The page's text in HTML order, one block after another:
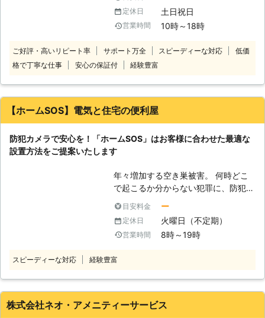
ば、防犯カメラの目を盗んで万引きを
おこないやすくなるためです。 「万
引きが増えて売り上げが厳しいなあ」
出来たら性能のいい防犯カメラで、万
引きを改善したいもの。そんなときこ
社キャトルプランは、防犯カメラ設置
のご依頼を承っております。 【株式
社キャトルプランにはお客様から選ば
れる強みがございます。 ●豊富な品
犯カメラをご提案いたします 株式会
社キャトルプランの強みは高画質防犯
カメラやネットワーク方式の防犯カメ
ラなどの品揃えが豊富であるというこ
とです。また、防犯カメラの設置から
メンテナンスまでトータルサポートい
あるからこそお客様のご希望に応じた
防犯カメラを設置できますよ。更にメ
ンテナンスにも対応可能なので設置後
のサポートも安心。 防犯カメラ設置
定休日 土日祝日
営業時間 10時～18時
ご好評・高いリピート率 サポート万全 スピーディーな対応
低価
格で丁寧な仕事
安心の保証付 経験豊富
【ホームSOS】電気と住宅の便利屋
防犯カメラで安心を！「ホームSOS」はお客様に合わせた最適な
設置方法をご提案いたします
年々増加する空き巣被害。 何時どこ
で起こるか分からない犯罪に、防犯カ
「ホームSOS」では防犯カメラ設置の
ご依頼を承っております。 防犯カメ
ラが付いているだけで、空き巣犯は警
す。 空き巣などの犯罪を未然に防ぐ
置、見せない設置という方法で適切な
防犯を 弊社がお客様に提供できる強
目安料金 ー
定休日 火曜日（不定期）
営業時間 8時～19時
スピーディーな対応 経験豊富
株式会社ネオ・アメニティーサービス